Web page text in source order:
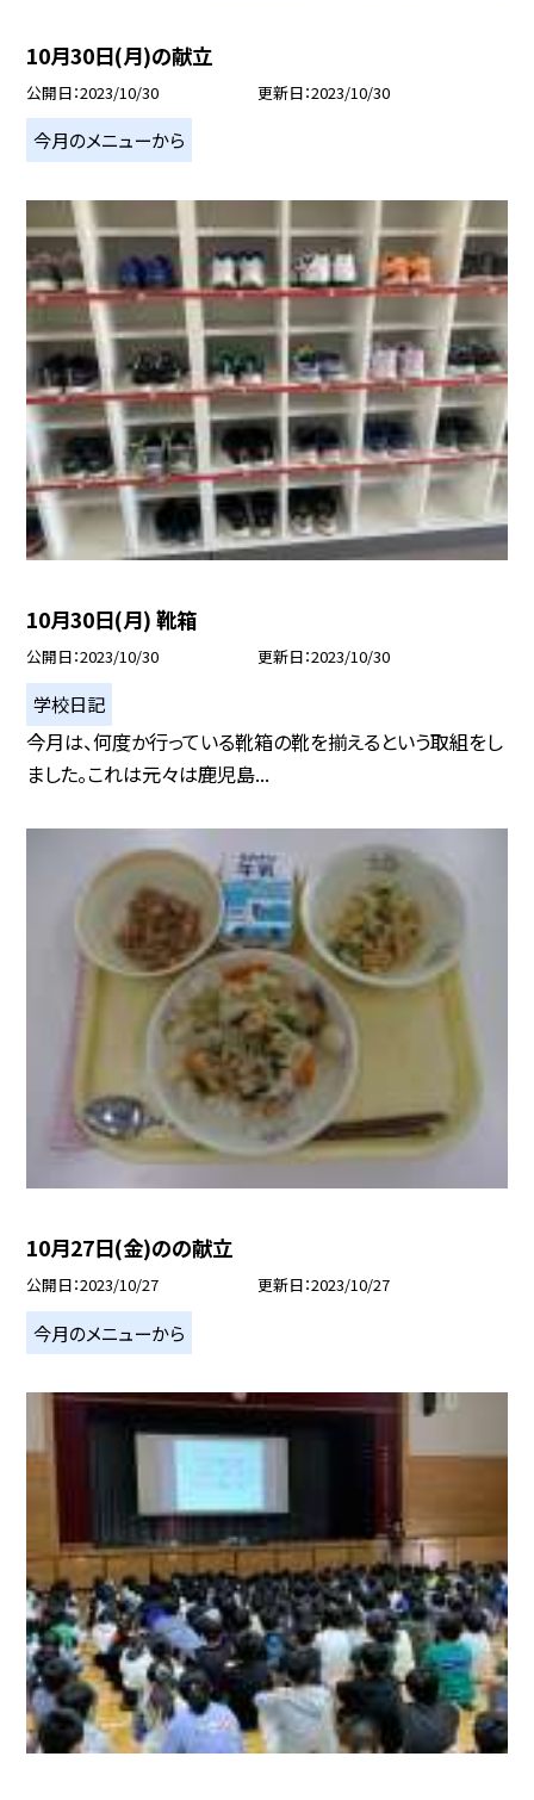
10月30日(月)の献立
公開日 2023/10/30 更新日 2023/10/30
今月のメニューから
10月30日(月) 靴箱
公開日 2023/10/30 更新日 2023/10/30
学校日記
今月は、何度か行っている靴箱の靴を揃えるという取組をし
ました。これは元々は鹿児島...
10月27日(金)のの献立
公開日 2023/10/27 更新日 2023/10/27
今月のメニューから